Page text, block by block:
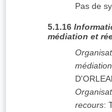
Pas de
5.1.16
médiation et
médiation
recours: